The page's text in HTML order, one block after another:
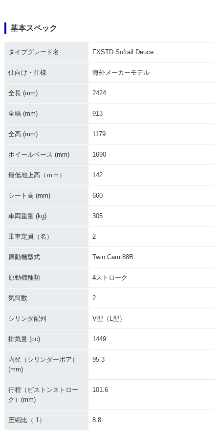
基本スペック
タイプグレード名 FXSTD Softail Deuce
仕向け・仕様 海外メーカーモデル
全長 (mm) 2424
全幅 (mm) 913
全高 (mm) 1179
ホイールベース (mm) 1690
最低地上高（ｍｍ） 142
シート高 (mm) 660
車両重量 (kg) 305
乗車定員（名） 2
原動機型式 Twin Cam 88B
原動機種類 4ストローク
気筒数 2
シリンダ配列 V型（L型）
排気量 (cc) 1449
内径（シリンダーボア）
(mm)
95.3
行程（ピストンストロー
ク）(mm)
101.6
圧縮比（:1） 8.8